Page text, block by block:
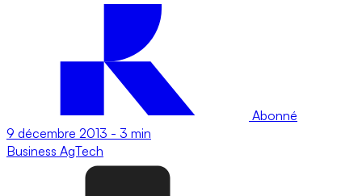
Abonné
9 décembre 2013 - 3 min
Business AgTech